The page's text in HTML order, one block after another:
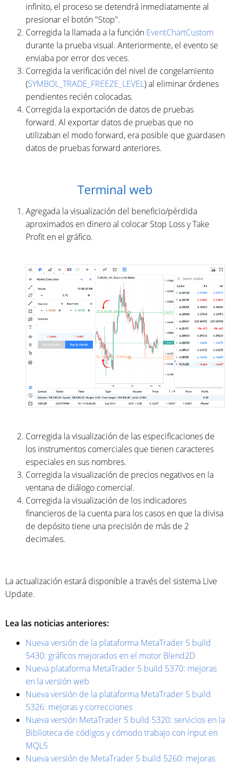
infinito, el proceso se detendrá inmediatamente al
presionar el botón "Stop".
Corregida la llamada a la función EventChartCustom
durante la prueba visual. Anteriormente, el evento se
enviaba por error dos veces.
Corregida la verificación del nivel de congelamiento
(SYMBOL_TRADE_FREEZE_LEVEL) al eliminar órdenes
pendientes recién colocadas.
Corregida la exportación de datos de pruebas
forward. Al exportar datos de pruebas que no
utilizaban el modo forward, era posible que guardasen
datos de pruebas forward anteriores.
Terminal web
Agregada la visualización del beneficio/pérdida
aproximados en dinero al colocar Stop Loss y Take
Profit en el gráfico.
Corregida la visualización de las especificaciones de
los instrumentos comerciales que tienen caracteres
especiales en sus nombres.
Corregida la visualización de precios negativos en la
ventana de diálogo comercial.
Corregida la visualización de los indicadores
financieros de la cuenta para los casos en que la divisa
de depósito tiene una precisión de más de 2
decimales.
La actualización estará disponible a través del sistema Live
Update.
Lea las noticias anteriores:
Nueva versión de la plataforma MetaTrader 5 build
5430: gráficos mejorados en el motor Blend2D
Nueva plataforma MetaTrader 5 build 5370: mejoras
en la versión web
Nueva versión de la plataforma MetaTrader 5 build
5326: mejoras y correcciones
Nueva versión MetaTrader 5 build 5320: servicios en la
Biblioteca de códigos y cómodo trabajo con input en
MQL5
Nueva versión de MetaTrader 5 build 5260: mejoras